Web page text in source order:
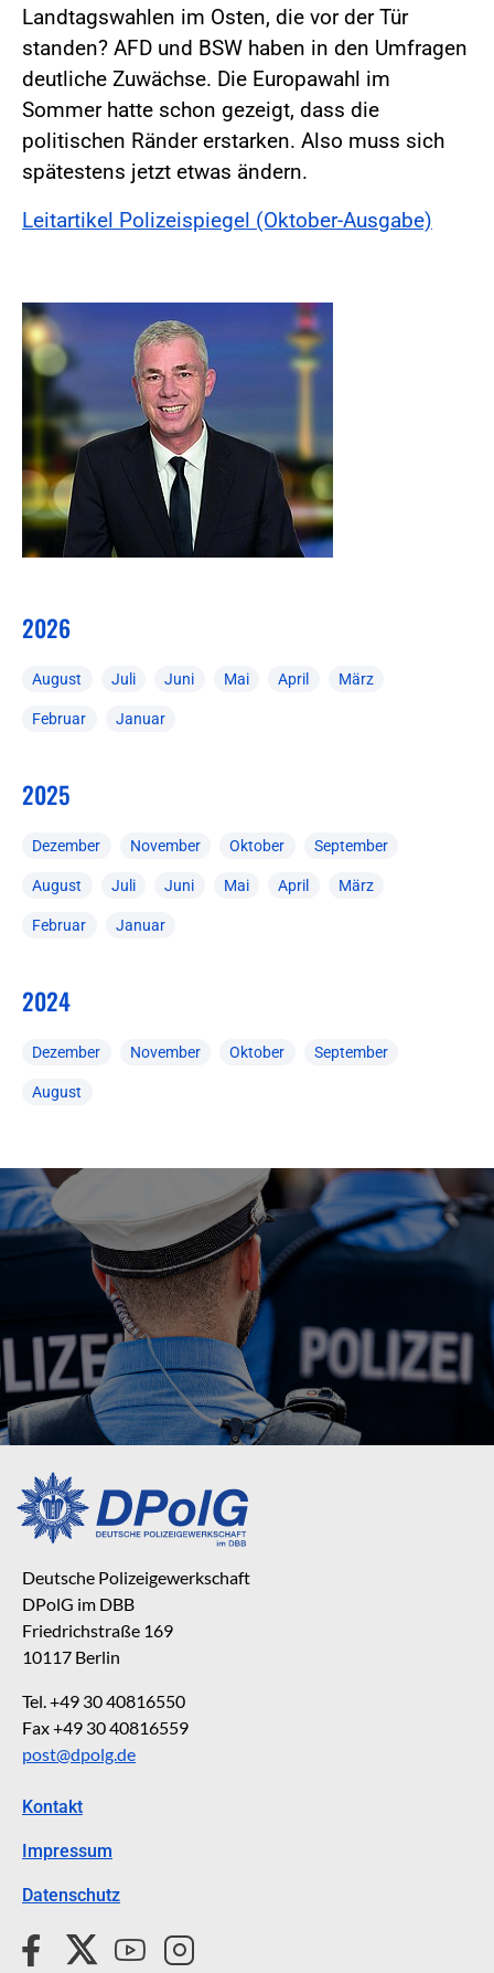
Landtagswahlen im Osten, die vor der Tür
standen? AFD und BSW haben in den Umfragen
deutliche Zuwächse. Die Europawahl im
Sommer hatte schon gezeigt, dass die
politischen Ränder erstarken. Also muss sich
spätestens jetzt etwas ändern.
Leitartikel Polizeispiegel (Oktober-Ausgabe)
2026
August Juli Juni Mai April März
Februar Januar
2025
Dezember November Oktober September
August Juli Juni Mai April März
Februar Januar
2024
Dezember November Oktober September
August
Deutsche Polizeigewerkschaft
DPolG im DBB
Friedrichstraße 169
10117 Berlin
Tel. +49 30 40816550
Fax +49 30 40816559
post@dpolg.de
Kontakt
Impressum
Datenschutz